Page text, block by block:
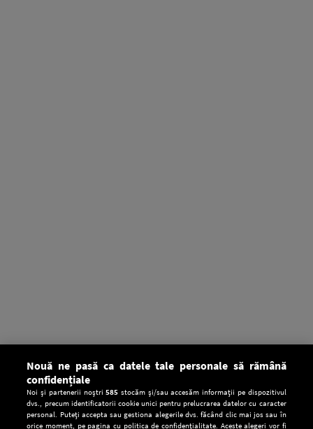
Nouă ne pasă ca datele tale personale să rămână
confidențiale
Noi și partenerii noștri585 stocăm și/sau accesăm informații pe dispozitivul
dvs., precum identificatorii cookie unici pentru prelucrarea datelor cu caracter
personal. Puteți accepta sau gestiona alegerile dvs. făcând clic mai jos sau în
orice moment, pe pagina cu politica de confidențialitate. Aceste alegeri vor fi